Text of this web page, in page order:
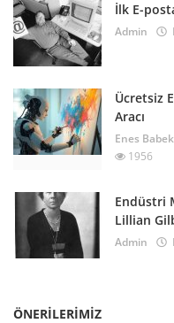
İlk E-
Admin
Ücretsiz
Aracı
Enes
1956
Endüstri
Lillian
Admin
ÖNERILERIMIZ